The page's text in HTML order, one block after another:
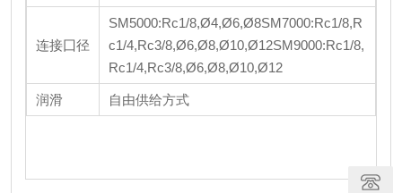
连接囗径
SM5000:Rc1/8,Ø4,Ø6,Ø8SM7000:Rc1/8,R
c1/4,Rc3/8,Ø6,Ø8,Ø10,Ø12SM9000:Rc1/8,
Rc1/4,Rc3/8,Ø6,Ø8,Ø10,Ø12
润滑 自由供给方式